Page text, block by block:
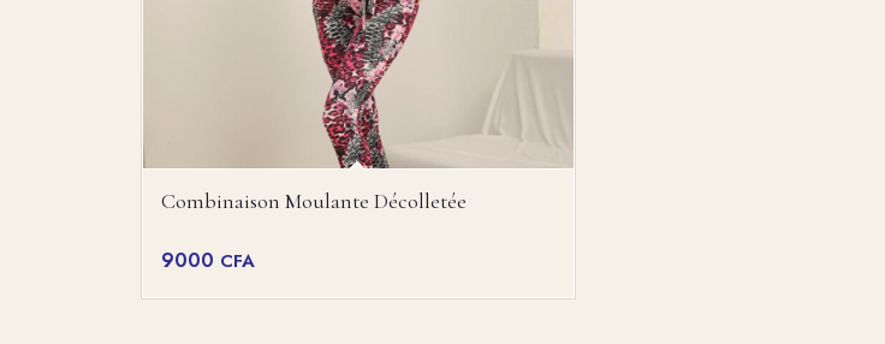
Combinaison Moulante Décolletée
9000 CFA